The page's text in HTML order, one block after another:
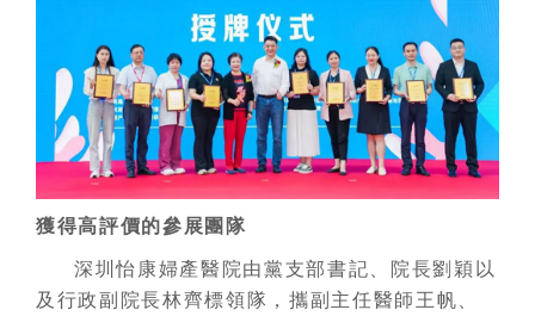
獲得高評價的參展團隊
深圳怡康婦產醫院由黨支部書記、院長劉穎以
及行政副院長林齊標領隊，攜副主任醫師王帆、